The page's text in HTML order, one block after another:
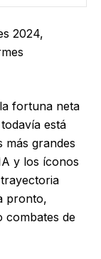
2024,
fortuna neta
está
más grandes
y los íconos
pronto,
combates de